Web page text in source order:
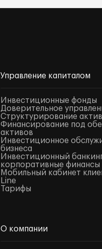
Управление капиталом
Инвестиционные фонды
Доверительное
Структурирование
Финансирование под
активов
Инвестиционное
бизнеса
Инвестиционный
корпоративные финансы
Мобильный кабинет
Line
Тарифы
О компании